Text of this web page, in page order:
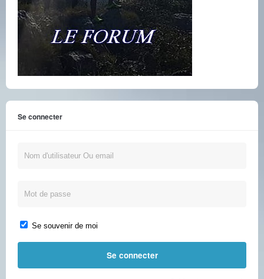
Se connecter
Se souvenir de moi